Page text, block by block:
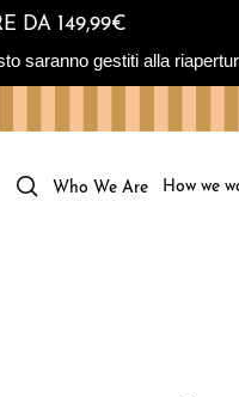
DA 149,99€
saranno gestiti alla
Who We Are How we